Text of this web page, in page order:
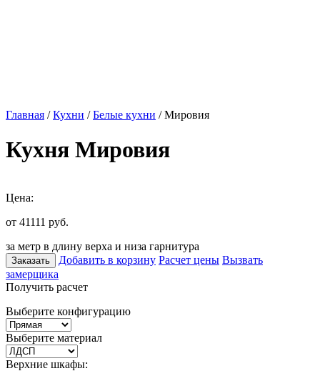
Главная /Кухни /Белые кухни / Мировия
Кухня Мировия
Цена:
от 41111 руб.
за метр в длину верха и низа гарнитура
Заказать Добавить в корзину Расчет цены Вызвать
замерщика
Получить расчет
Выберите конфигурацию
Выберите материал
Верхние шкафы: